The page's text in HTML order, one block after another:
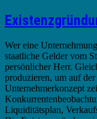
Wer eine
staatliche Gelder vom
persönlicher Herr.
produzieren, um auf
Unternehmerkonzept
Liquiditätsplan,